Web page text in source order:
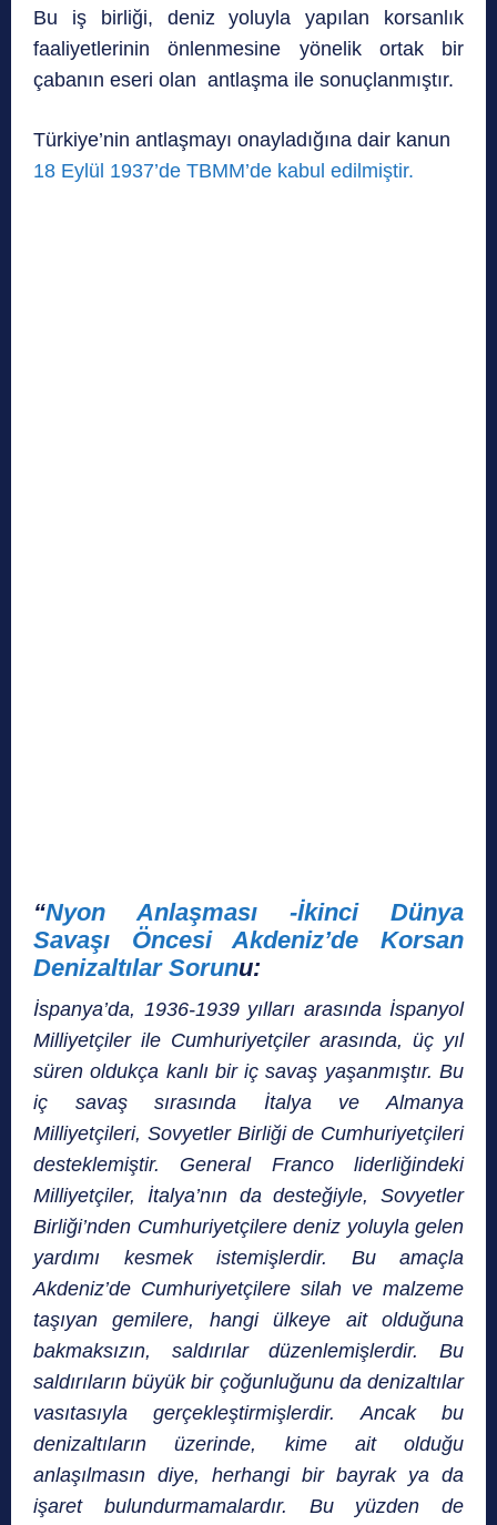
Bu iş birliği, deniz yoluyla yapılan korsanlık
faaliyetlerinin önlenmesine yönelik ortak bir
çabanın eseri olan antlaşma ile sonuçlanmıştır.
Türkiye’nin antlaşmayı onayladığına dair kanun
18 Eylül 1937’de TBMM’de kabul edilmiştir.
“Nyon Anlaşması -İkinci Dünya
Savaşı Öncesi Akdeniz’de Korsan
Denizaltılar Sorunu:
İspanya’da, 1936-1939 yılları arasında İspanyol
Milliyetçiler ile Cumhuriyetçiler arasında, üç yıl
süren oldukça kanlı bir iç savaş yaşanmıştır. Bu
iç savaş sırasında İtalya ve Almanya
Milliyetçileri, Sovyetler Birliği de Cumhuriyetçileri
desteklemiştir. General Franco liderliğindeki
Milliyetçiler, İtalya’nın da desteğiyle, Sovyetler
Birliği’nden Cumhuriyetçilere deniz yoluyla gelen
yardımı kesmek istemişlerdir. Bu amaçla
Akdeniz’de Cumhuriyetçilere silah ve malzeme
taşıyan gemilere, hangi ülkeye ait olduğuna
bakmaksızın, saldırılar düzenlemişlerdir. Bu
saldırıların büyük bir çoğunluğunu da denizaltılar
vasıtasıyla gerçekleştirmişlerdir. Ancak bu
denizaltıların üzerinde, kime ait olduğu
anlaşılmasın diye, herhangi bir bayrak ya da
işaret bulundurmamalardır. Bu yüzden de